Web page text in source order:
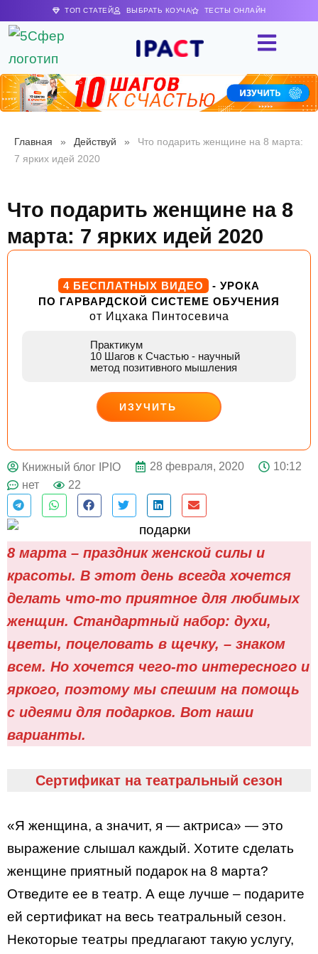
ТОП СТАТЕЙ ВЫБРАТЬ КОУЧА ТЕСТЫ ОНЛАЙН
Главная » Действуй »
Что подарить женщине на 8 марта:
7 ярких идей 2020
Что подарить женщине на 8
марта: 7 ярких идей 2020
4 БЕСПЛАТНЫХ ВИДЕО
- УРОКА
ПО ГАРВАРДСКОЙ СИСТЕМЕ ОБУЧЕНИЯ
от Ицхака Пинтосевича
Практикум
10 Шагов к Счастью - научный
метод позитивного мышления
ИЗУЧИТЬ
ДЕЙСТВУЙ
Книжный блог IPIO 28 февраля, 2020
10:12
нет
22
8 марта – праздник женской силы и
красоты. В этот день всегда хочется
делать что-то приятное для любимых
женщин. Стандартный набор: духи,
цветы, поцеловать в щечку, – знаком
всем. Но хочется чего-то интересного и
яркого, поэтому мы спешим на помощь
с идеями для подарков. Вот наши
варианты.
Сертификат на театральный сезон
«Я женщина, а значит, я — актриса» — это
выражение слышал каждый. Хотите сделать
женщине приятный подарок на 8 марта?
Отведите ее в театр. А еще лучше – подарите
ей сертификат на весь театральный сезон.
Некоторые театры предлагают такую ​​услугу,